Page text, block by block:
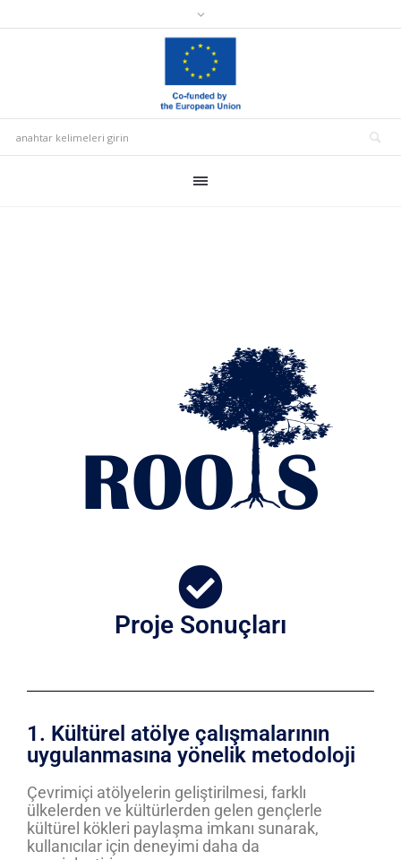
Proje Sonuçları
1. Kültürel atölye çalışmalarının
uygulanmasına yönelik metodoloji
Çevrimiçi atölyelerin geliştirilmesi, farklı
ülkelerden ve kültürlerden gelen gençlerle
kültürel kökleri paylaşma imkanı sunarak,
kullanıcılar için deneyimi daha da